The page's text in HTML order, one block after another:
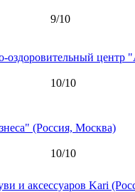
9/10
оздоровительный центр
10/10
(Россия, Москва)
10/10
и аксессуаров Kari